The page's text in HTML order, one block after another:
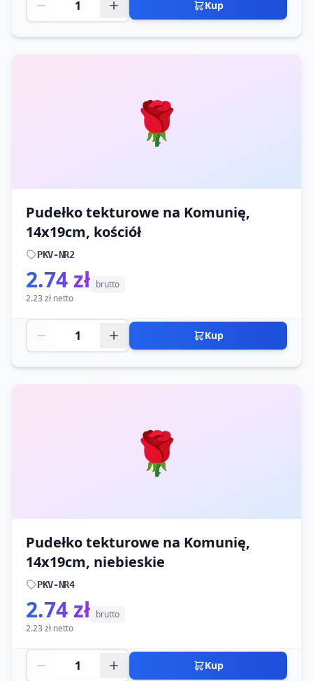
Kup
🌹
Pudełko tekturowe na Komunię,
14x19cm, kościół
PKV-NR2
2.74 zł brutto
2.23 zł netto
Kup
🌹
Pudełko tekturowe na Komunię,
14x19cm, niebieskie
PKV-NR4
2.74 zł brutto
2.23 zł netto
Kup